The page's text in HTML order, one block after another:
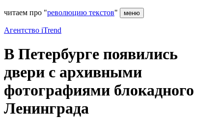
читаем про "революцию текстов" меню
Агентство iTrend
В Петербурге появились
двери с архивными
фотографиями блокадного
Ленинграда